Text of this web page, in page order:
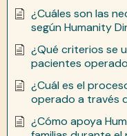
¿Cuáles son las
según Humanity
¿Qué criterios se
pacientes
¿Cuál es el
operado a través
¿Cómo apoya